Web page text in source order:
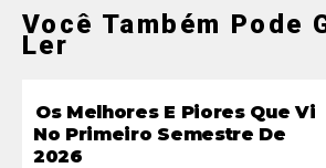
Você Também Pode
Ler
Os Melhores E Piores Que Vi
No Primeiro Semestre De
2026